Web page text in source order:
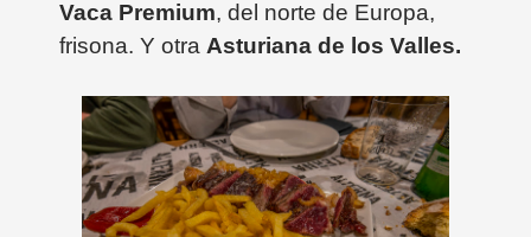
Vaca Premium, del norte de Europa,
frisona. Y otra Asturiana de los Valles.